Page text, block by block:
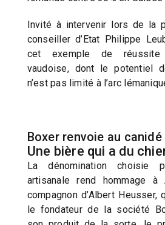
Invité à intervenir lors de la
conseiller d’Etat Philippe
cet exemple de réussite
vaudoise, dont le potentiel
n’est pas limité à l’arc
Boxer renvoie au
Une bière qui a du
La dénomination choisie
artisanale rend hommage
compagnon d’Albert Heusser,
le fondateur de la société